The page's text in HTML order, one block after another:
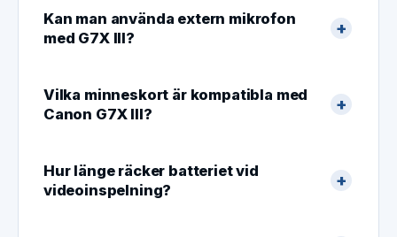
Kan man använda extern mikrofon
med G7X III?
Vilka minneskort är kompatibla med
Canon G7X III?
Hur länge räcker batteriet vid
videoinspelning?